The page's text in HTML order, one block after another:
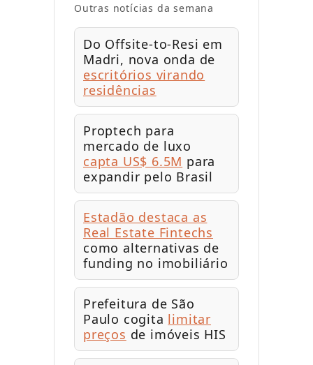
Outras notícias da semana
Do Offsite-to-Resi em
Madri, nova onda de
escritórios virando
residências
Proptech para
mercado de luxo
capta US$ 6.5M para
expandir pelo Brasil
Estadão destaca as
Real Estate Fintechs
como alternativas de
funding no imobiliário
Prefeitura de São
Paulo cogita limitar
preços de imóveis HIS